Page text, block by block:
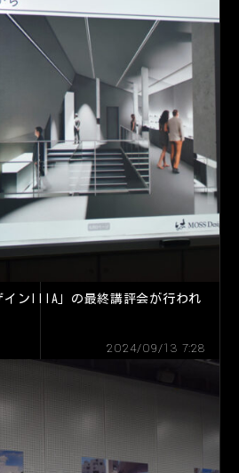
インIIIA」の最終講評会が行われ
2024/09/13 7:28